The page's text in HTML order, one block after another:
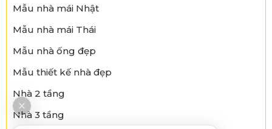
Mẫu nhà mái Nhật
Mẫu nhà mái Thái
Mẫu nhà ống đẹp
Mẫu thiết kế nhà đẹp
Nhà 2 tầng
Nhà 3 tầng